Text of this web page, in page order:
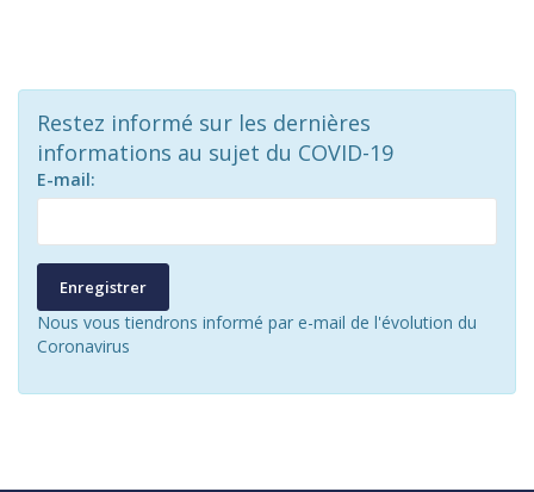
Restez informé sur les dernières
informations au sujet du COVID-19
E-mail:
Enregistrer
Nous vous tiendrons informé par e-mail de l'évolution du
Coronavirus